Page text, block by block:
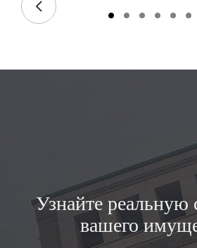
Узнайте реальную
вашего